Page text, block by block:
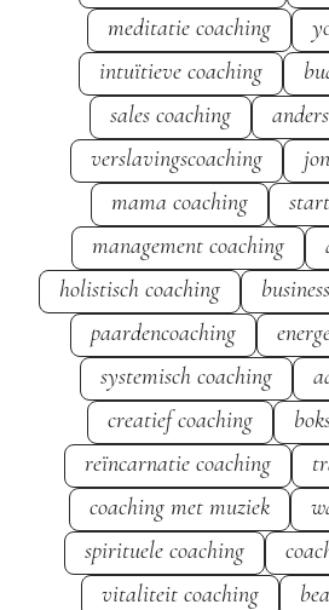
meditatie coaching
intuïtieve coaching
sales coaching
verslavingscoaching
mama coaching
management coaching
holistisch coaching
paardencoaching
systemisch coaching
creatief coaching
reïncarnatie coaching
coaching met muziek
spirituele coaching
vitaliteit coaching